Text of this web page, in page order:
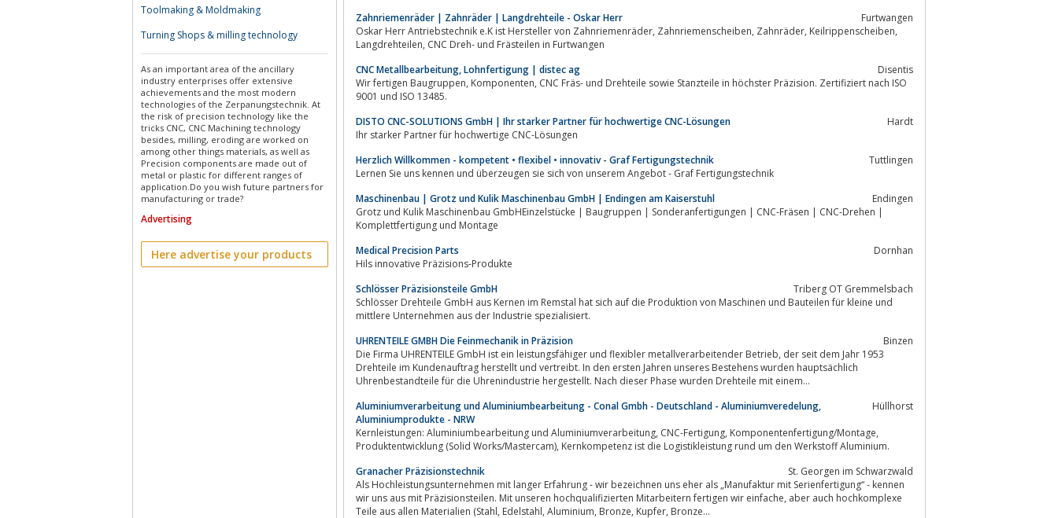
Toolmaking & Moldmaking
Turning Shops & milling technology
As an important area of the ancillary
industry enterprises offer extensive
achievements and the most modern
technologies of the Zerpanungstechnik. At
the risk of precision technology like the
tricks CNC, CNC Machining technology
besides, milling, eroding are worked on
among other things materials, as well as
Precision components are made out of
metal or plastic for different ranges of
application.Do you wish future partners for
manufacturing or trade?
Advertising
Here advertise your products
Zahnriemenräder | Zahnräder | Langdrehteile - Oskar Herr
Furtwangen
Oskar Herr Antriebstechnik e.K ist Hersteller von Zahnriemenräder, Zahnriemenscheiben, Zahnräder, Keilrippenscheiben,
Langdrehteilen, CNC Dreh- und Frästeilen in Furtwangen
CNC Metallbearbeitung, Lohnfertigung | distec ag
Disentis
Wir fertigen Baugruppen, Komponenten, CNC Fräs- und Drehteile sowie Stanzteile in höchster Präzision. Zertifiziert nach ISO
9001 und ISO 13485.
DISTO CNC-SOLUTIONS GmbH | Ihr starker Partner für hochwertige CNC-Lösungen
Hardt
Ihr starker Partner für hochwertige CNC-Lösungen
Herzlich Willkommen - kompetent • flexibel • innovativ - Graf Fertigungstechnik
Tuttlingen
Lernen Sie uns kennen und überzeugen sie sich von unserem Angebot - Graf Fertigungstechnik
Maschinenbau | Grotz und Kulik Maschinenbau GmbH | Endingen am Kaiserstuhl
Endingen
Grotz und Kulik Maschinenbau GmbHEinzelstücke | Baugruppen | Sonderanfertigungen | CNC-Fräsen | CNC-Drehen |
Komplettfertigung und Montage
Medical Precision Parts
Dornhan
Hils innovative Präzisions-Produkte
Schlösser Präzisionsteile GmbH
Triberg OT Gremmelsbach
Schlösser Drehteile GmbH aus Kernen im Remstal hat sich auf die Produktion von Maschinen und Bauteilen für kleine und
mittlere Unternehmen aus der Industrie spezialisiert.
UHRENTEILE GMBH Die Feinmechanik in Präzision
Binzen
Die Firma UHRENTEILE GmbH ist ein leistungsfähiger und flexibler metallverarbeitender Betrieb, der seit dem Jahr 1953
Drehteile im Kundenauftrag herstellt und vertreibt. In den ersten Jahren unseres Bestehens wurden hauptsächlich
Uhrenbestandteile für die Uhrenindustrie hergestellt. Nach dieser Phase wurden Drehteile mit einem...
Aluminiumverarbeitung und Aluminiumbearbeitung - Conal Gmbh - Deutschland - Aluminiumveredelung,
Aluminiumprodukte - NRW
Hüllhorst
Kernleistungen: Aluminiumbearbeitung und Aluminiumverarbeitung, CNC-Fertigung, Komponentenfertigung/Montage,
Produktentwicklung (Solid Works/Mastercam), Kernkompetenz ist die Logistikleistung rund um den Werkstoff Aluminium.
Granacher Präzisionstechnik
St. Georgen im Schwarzwald
Als Hochleistungsunternehmen mit langer Erfahrung - wir bezeichnen uns eher als „Manufaktur mit Serienfertigung“ - kennen
wir uns aus mit Präzisionsteilen. Mit unseren hochqualifizierten Mitarbeitern fertigen wir einfache, aber auch hochkomplexe
Teile aus allen Materialien (Stahl, Edelstahl, Aluminium, Bronze, Kupfer, Bronze...